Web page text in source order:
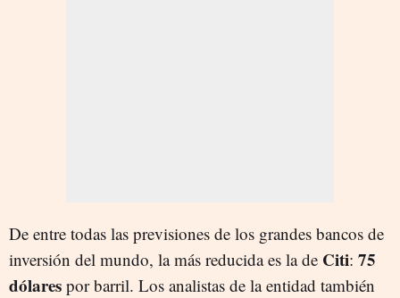
De entre todas las previsiones de los grandes bancos de
inversión del mundo, la más reducida es la de Citi: 75
dólares por barril. Los analistas de la entidad también